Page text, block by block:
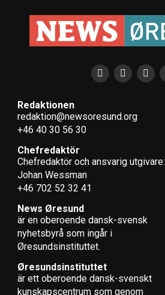
Redaktionen
redaktion@newsoresund.org
+46 40 30 56 30
Chefredaktör
Chefredaktör och ansvarig utgivare:
Johan Wessman
+46 702 52 32 41
News Øresund
är en oberoende dansk-svensk
nyhets­byrå som ingår i
Øresundsinstituttet.
Øresundsinstituttet
är ett oberoende dansk-svenskt
kunskapscentrum som genom